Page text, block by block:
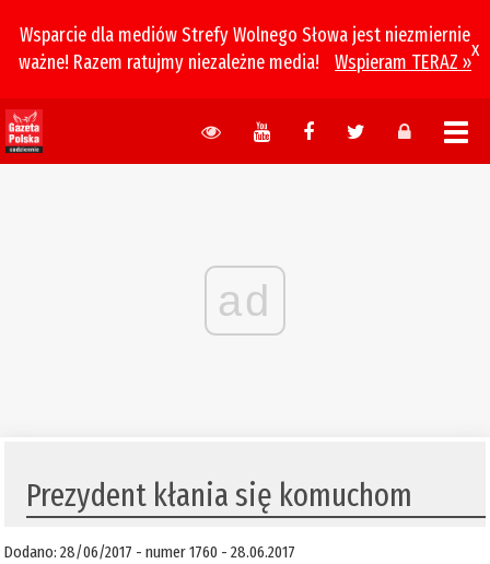
Wsparcie dla mediów Strefy Wolnego Słowa jest niezmiernie
ważne! Razem ratujmy niezależne media!
Wspieram TERAZ »
x
ad
Prezydent kłania się komuchom
Dodano: 28/06/2017 - numer 1760 - 28.06.2017